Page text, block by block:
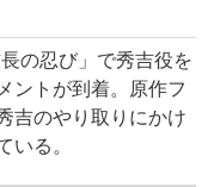
の忍び」で秀吉役を
ントが到着。原作フ
吉のやり取りにかけ
いる。